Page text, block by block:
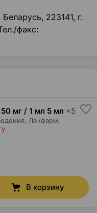
223141, г.
факс:
50 мг / 1 мл 5 мл ×5
Лекфарм,
В корзину